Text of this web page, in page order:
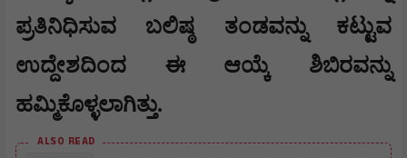
ಪ್ರತಿನಿಧಿಸುವ ಬಲಿಷ್ಠ ತಂಡವನ್ನು ಕಟ್ಟುವ
ಉದ್ದೇಶದಿಂದ ಈ ಆಯ್ಕೆ ಶಿಬಿರವನ್ನು
ಹಮ್ಮಿಕೊಳ್ಳಲಾಗಿತ್ತು.
ALSO READ